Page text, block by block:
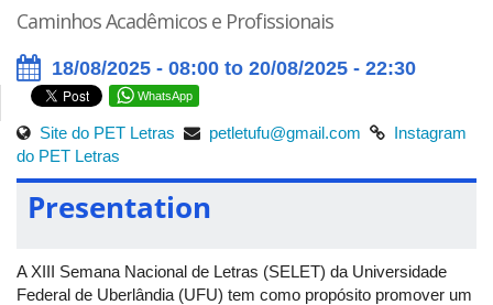
Caminhos Acadêmicos e Profissionais
18/08/2025 - 08:00 to 20/08/2025 - 22:30
WhatsApp
Site do PET Letras petletufu@gmail.com
Instagram
do PET Letras
Presentation
A XIII Semana Nacional de Letras (SELET) da Universidade
Federal de Uberlândia (UFU) tem como propósito promover um